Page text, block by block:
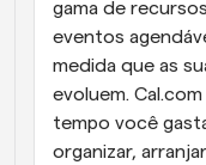
Receba
gama de
eventos
medida que as
evoluem.
tempo você
organizar,